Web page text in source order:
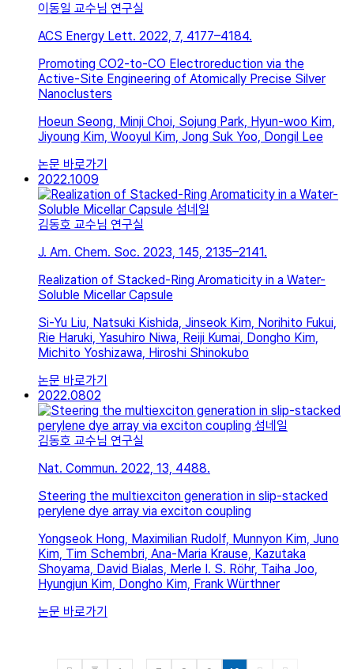
이동일 교수님 연구실
ACS Energy Lett. 2022, 7, 4177–4184.
Promoting CO2-to-CO Electroreduction via the
Active-Site Engineering of Atomically Precise Silver
Nanoclusters
Hoeun Seong, Minji Choi, Sojung Park, Hyun-woo Kim,
Jiyoung Kim, Wooyul Kim, Jong Suk Yoo, Dongil Lee
논문 바로가기
2022.1009
김동호 교수님 연구실
J. Am. Chem. Soc. 2023, 145, 2135–2141.
Realization of Stacked-Ring Aromaticity in a Water-
Soluble Micellar Capsule
Si-Yu Liu, Natsuki Kishida, Jinseok Kim, Norihito Fukui,
Rie Haruki, Yasuhiro Niwa, Reiji Kumai, Dongho Kim,
Michito Yoshizawa, Hiroshi Shinokubo
논문 바로가기
2022.0802
김동호 교수님 연구실
Nat. Commun. 2022, 13, 4488.
Steering the multiexciton generation in slip-stacked
perylene dye array via exciton coupling
Yongseok Hong, Maximilian Rudolf, Munnyon Kim, Juno
Kim, Tim Schembri, Ana-Maria Krause, Kazutaka
Shoyama, David Bialas, Merle I. S. Röhr, Taiha Joo,
Hyungjun Kim, Dongho Kim, Frank Würthner
논문 바로가기